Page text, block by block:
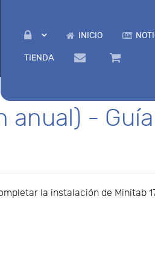
INICIO
TIENDA
anual) -
la instalación de Minitab